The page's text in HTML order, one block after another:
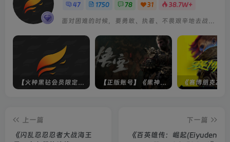
47 1750 78 31 38.7W+
面对困难的时候，要勇敢、执着、不畏艰辛地去战胜它
【火种黑钻会员限定】未上架游戏 【正版账号】《黑神话：悟空(BLACK MYTH WU KONG)》
上一篇
《闪乱忍忍忍者大战海王
下一篇
《百英雄传：崛起(Eiyuden